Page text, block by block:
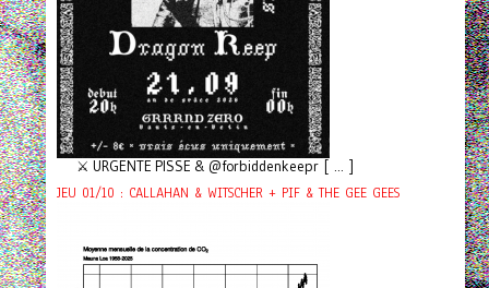
⚔️ URGENTE PISSE & @forbiddenkeepr [ ... ]
JEU 01/10 : CALLAHAN & WITSCHER + PIF & THE GEE GEES